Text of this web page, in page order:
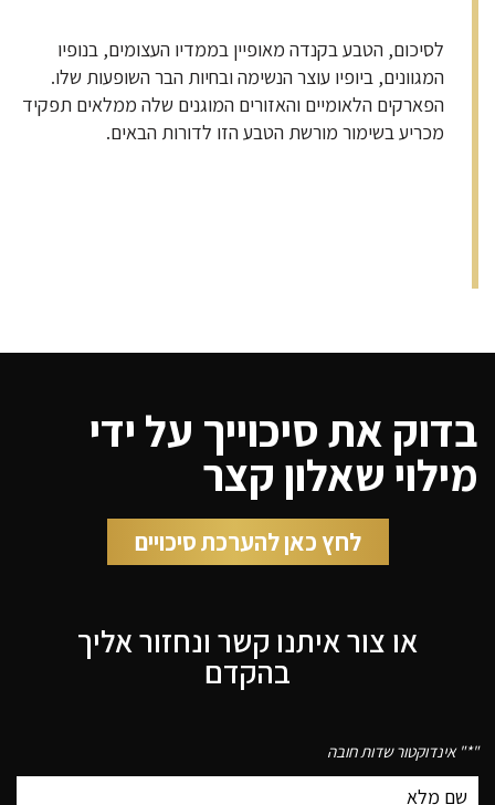
לסיכום, הטבע בקנדה מאופיין בממדיו העצומים, בנופיו
המגוונים, ביופיו עוצר הנשימה ובחיות הבר השופעות שלו.
הפארקים הלאומיים והאזורים המוגנים שלה ממלאים תפקיד
מכריע בשימור מורשת הטבע הזו לדורות הבאים.
בדוק את סיכוייך על ידי
מילוי שאלון קצר
לחץ כאן להערכת סיכויים
או צור איתנו קשר ונחזור אליך
בהקדם
"
*" אינדוקטור שדות חובה